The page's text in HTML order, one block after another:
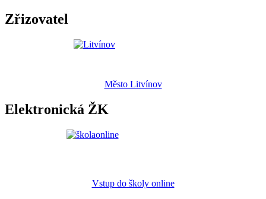
Zřizovatel
Město Litvínov
Elektronická ŽK
Vstup do školy online